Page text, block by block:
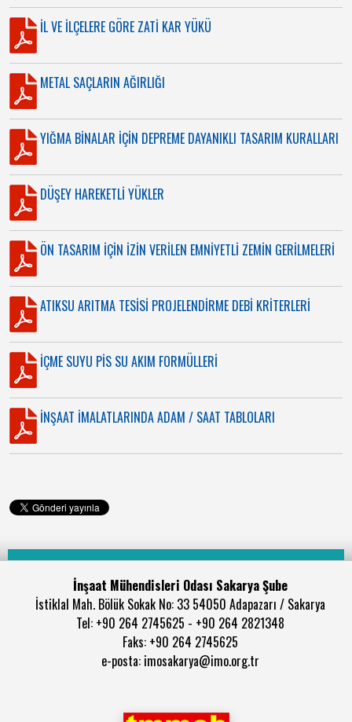
İL VE İLÇELERE GÖRE ZATİ KAR YÜKÜ
METAL SAÇLARIN AĞIRLIĞI
YIĞMA BİNALAR İÇİN DEPREME DAYANIKLI TASARIM KURALLARI
DÜŞEY HAREKETLİ YÜKLER
ÖN TASARIM İÇİN İZİN VERİLEN EMNİYETLİ ZEMİN GERİLMELERİ
ATIKSU ARITMA TESİSİ PROJELENDİRME DEBİ KRİTERLERİ
İÇME SUYU PİS SU AKIM FORMÜLLERİ
İNŞAAT İMALATLARINDA ADAM / SAAT TABLOLARI
İnşaat Mühendisleri Odası Sakarya Şube
İstiklal Mah. Bölük Sokak No: 33 54050 Adapazarı / Sakarya
Tel: +90 264 2745625 - +90 264 2821348
Faks: +90 264 2745625
e-posta: imosakarya@imo.org.tr